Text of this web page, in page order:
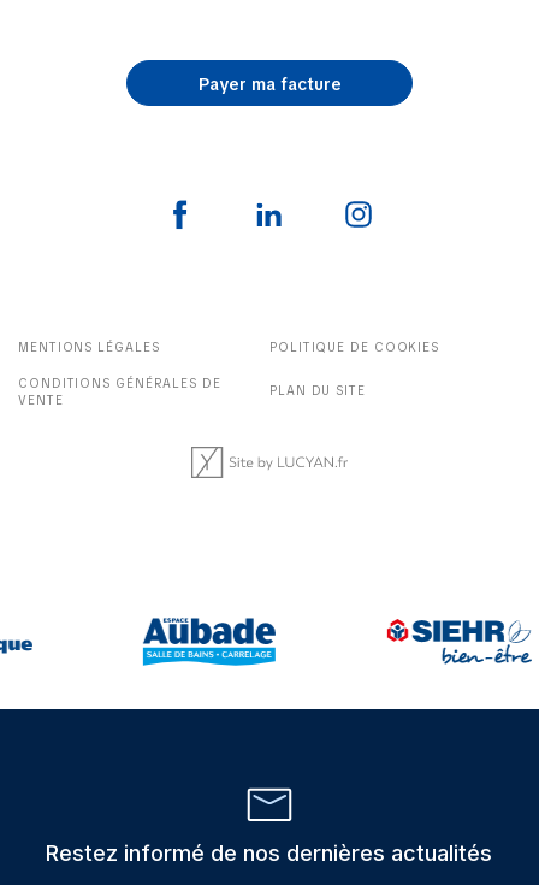
Payer ma facture
MENTIONS LÉGALES POLITIQUE DE COOKIES
CONDITIONS GÉNÉRALES DE
VENTE
PLAN DU SITE
Restez informé de nos dernières actualités